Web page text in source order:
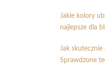
Jakie kolory
najlepsze dla
Jak
Sprawdzone